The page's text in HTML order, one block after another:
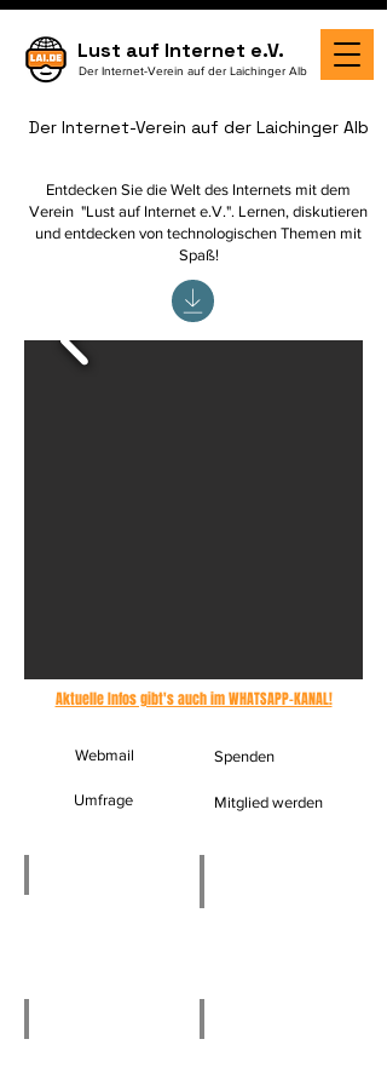
Lust auf Internet e.V.
Der Internet-Verein auf der Laichinger Alb
Der Internet-Verein auf der Laichinger Alb
Entdecken Sie die Welt des Internets mit dem
Verein "Lust auf Internet e.V.". Lernen, diskutieren
und entdecken von technologischen Themen mit
Spaß!
Aktuelle Infos gibt's auch im WHATSAPP-KANAL!
Webmail Spenden
Umfrage Mitglied werden